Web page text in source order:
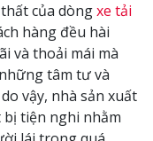
của dòngxe tải
hàng đều hài
và thoải mái mà
tâm tư và
vậy, nhà sản xuất
tiện nghi nhằm